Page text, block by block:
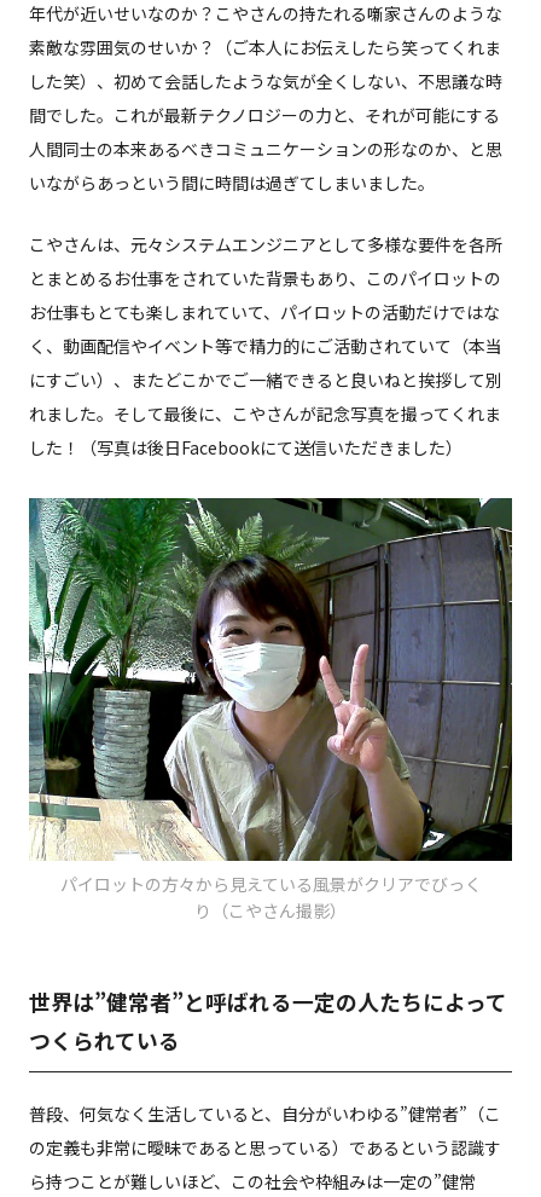
年代が近いせいなのか？こやさんの持たれる噺家さんのような
素敵な雰囲気のせいか？（ご本人にお伝えしたら笑ってくれま
した笑）、初めて会話したような気が全くしない、不思議な時
間でした。これが最新テクノロジーの力と、それが可能にする
人間同士の本来あるべきコミュニケーションの形なのか、と思
いながらあっという間に時間は過ぎてしまいました。
こやさんは、元々システムエンジニアとして多様な要件を各所
とまとめるお仕事をされていた背景もあり、このパイロットの
お仕事もとても楽しまれていて、パイロットの活動だけではな
く、動画配信やイベント等で精力的にご活動されていて（本当
にすごい）、またどこかでご一緒できると良いねと挨拶して別
れました。そして最後に、こやさんが記念写真を撮ってくれま
した！（写真は後日Facebookにて送信いただきました）
パイロットの方々から見えている風景がクリアでびっく
り（こやさん撮影）
世界は”健常者”と呼ばれる一定の人たちによって
つくられている
普段、何気なく生活していると、自分がいわゆる”健常者”（こ
の定義も非常に曖昧であると思っている）であるという認識す
ら持つことが難しいほど、この社会や枠組みは一定の”健常